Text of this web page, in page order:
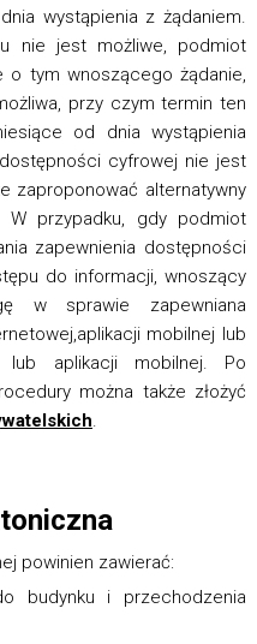
wystąpienia z żądaniem.
nie jest możliwe, podmiot
o tym wnoszącego żądanie,
przy czym termin ten
od dnia wystąpienia
cyfrowej nie jest
zaproponować alternatywny
przypadku, gdy podmiot
zapewnienia dostępności
do informacji, wnoszący
w sprawie zapewniana
mobilnej lub
lub aplikacji mobilnej. Po
można także złożyć
.
powinien zawierać:
budynku i przechodzenia